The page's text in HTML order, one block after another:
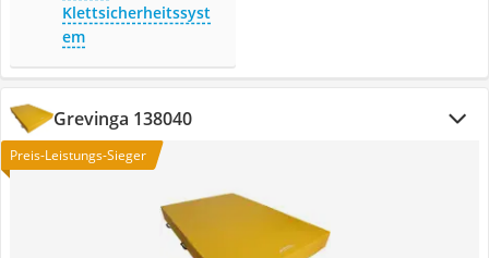
Klettsicherheitssyst
em
Grevinga 138040
Preis-Leistungs-Sieger